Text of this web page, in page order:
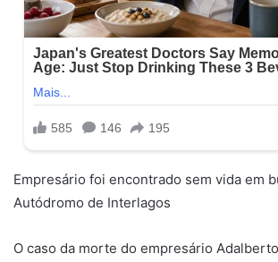
Empresário foi encontrado sem vida em
Autódromo de Interlagos
O caso da morte do empresário